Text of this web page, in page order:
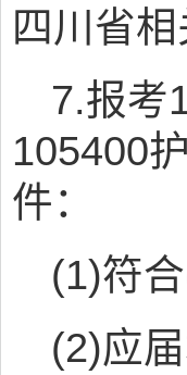
四川省相
7.报考
105400
件：
(1)符
(2)应